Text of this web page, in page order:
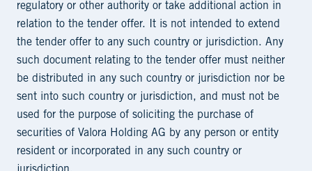
regulatory or other authority or take additional action in
relation to the tender offer. It is not intended to extend
the tender offer to any such country or jurisdiction. Any
such document relating to the tender offer must neither
be distributed in any such country or jurisdiction nor be
sent into such country or jurisdiction, and must not be
used for the purpose of soliciting the purchase of
securities of Valora Holding AG by any person or entity
resident or incorporated in any such country or